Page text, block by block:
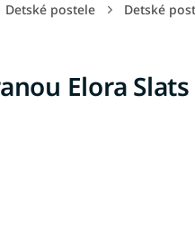
Detské postele Detské
Elora